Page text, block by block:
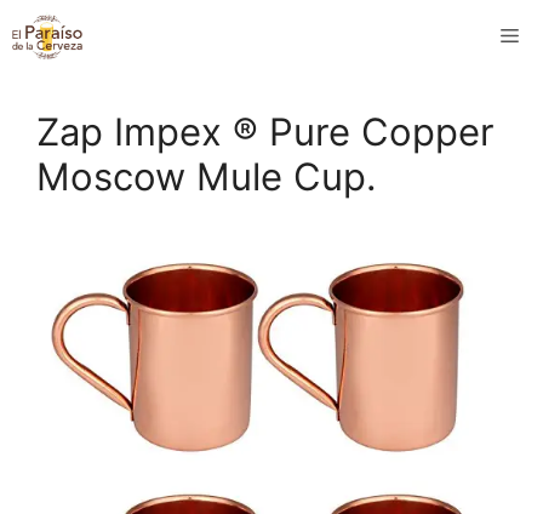
Saltar
al
Zap Impex ® Pure Copper
Moscow Mule Cup.